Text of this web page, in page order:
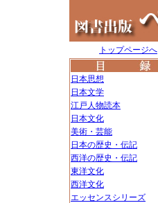
トップページへ
日本思想
日本文学
江戸人物読本
日本文化
美術・芸能
日本の歴史・伝記
西洋の歴史・伝記
東洋文化
西洋文化
エッセンスシリーズ